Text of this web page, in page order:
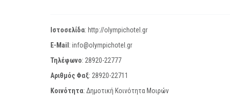
Ιστοσελίδα: http://olympichotel.gr
E-Mail : info@olympichotel.gr
Τηλέφωνο: 28920-22777
Αριθμός Φαξ: 28920-22711
Κοινότητα: Δημοτική Κοινότητα Μοιρών